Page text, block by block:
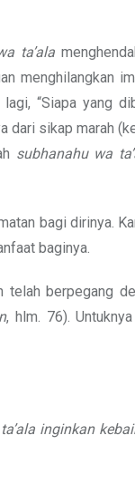
ta’ala
menghilangkan
“Siapa yang
dari sikap marah
subhanahu wa
bagi dirinya.
baginya.
telah berpegang
, hlm. 76).
inginkan